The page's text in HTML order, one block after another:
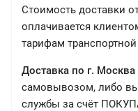
Стоимость доставки
оплачивается
тарифам
Доставка по г.
самовывозом, либо
службы за счёт